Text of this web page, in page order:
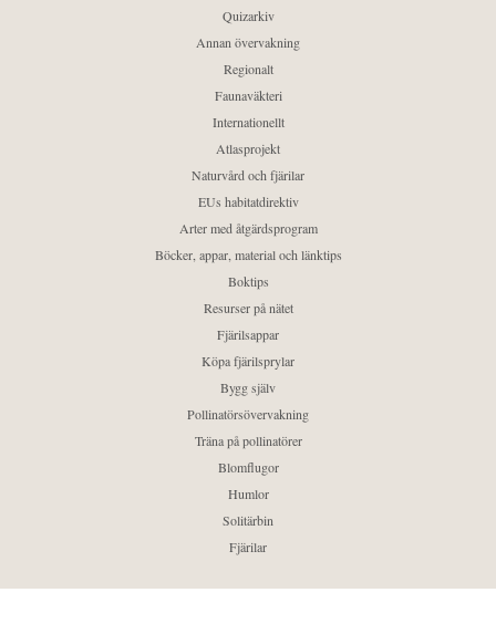
Quizarkiv
Annan övervakning
Regionalt
Faunaväkteri
Internationellt
Atlasprojekt
Naturvård och fjärilar
EUs habitatdirektiv
Arter med åtgärdsprogram
Böcker, appar, material och länktips
Boktips
Resurser på nätet
Fjärilsappar
Köpa fjärilsprylar
Bygg själv
Pollinatörsövervakning
Träna på pollinatörer
Blomflugor
Humlor
Solitärbin
Fjärilar